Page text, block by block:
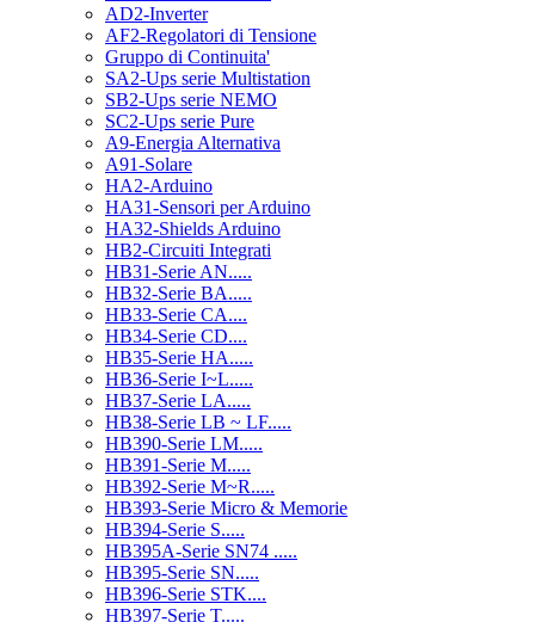
AD2-Inverter
AF2-Regolatori di Tensione
Gruppo di Continuita'
SA2-Ups serie Multistation
SB2-Ups serie NEMO
SC2-Ups serie Pure
A9-Energia Alternativa
A91-Solare
HA2-Arduino
HA31-Sensori per Arduino
HA32-Shields Arduino
HB2-Circuiti Integrati
HB31-Serie AN.....
HB32-Serie BA.....
HB33-Serie CA....
HB34-Serie CD....
HB35-Serie HA.....
HB36-Serie I~L.....
HB37-Serie LA.....
HB38-Serie LB ~ LF.....
HB390-Serie LM.....
HB391-Serie M.....
HB392-Serie M~R.....
HB393-Serie Micro & Memorie
HB394-Serie S.....
HB395A-Serie SN74 .....
HB395-Serie SN.....
HB396-Serie STK....
HB397-Serie T.....